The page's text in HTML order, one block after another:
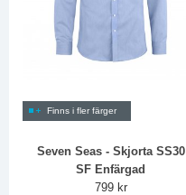
Finns i fler färger
Seven Seas - Skjorta SS30
SF Enfärgad
799 kr